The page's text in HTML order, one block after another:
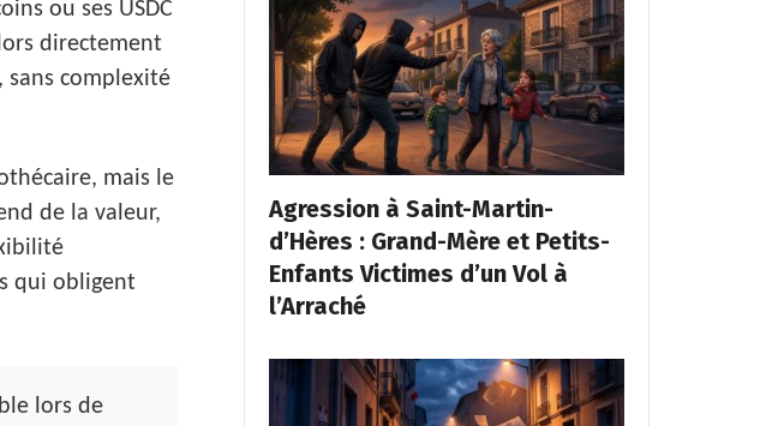
ou ses USDC
directement
sans complexité
mais le
de la valeur,
qui obligent
lors de
Agression à Saint-Martin-
d’Hères : Grand-Mère et Petits-
Enfants Victimes d’un Vol à
l’Arraché